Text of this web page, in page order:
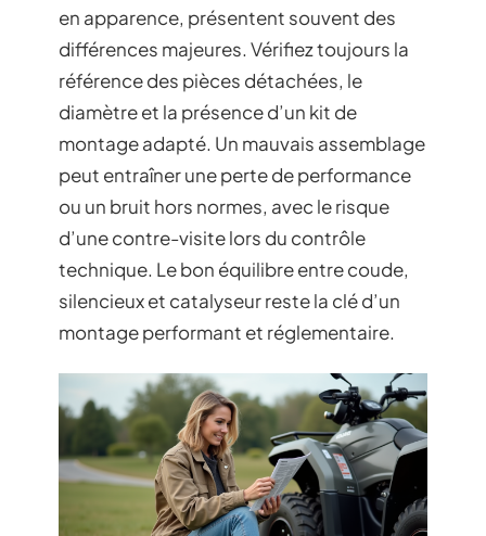
en apparence, présentent souvent des
différences majeures. Vérifiez toujours la
référence des pièces détachées, le
diamètre et la présence d’un kit de
montage adapté. Un mauvais assemblage
peut entraîner une perte de performance
ou un bruit hors normes, avec le risque
d’une contre-visite lors du contrôle
technique. Le bon équilibre entre coude,
silencieux et catalyseur reste la clé d’un
montage performant et réglementaire.